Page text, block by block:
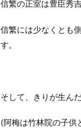
信繁の正室は豊臣秀
信繁には少なくとも
す。
そして、きりが生ん
(阿梅は竹林院の子供